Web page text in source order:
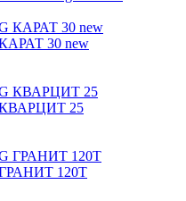
30 new
КВАРЦИТ 25
ГРАНИТ 120Т